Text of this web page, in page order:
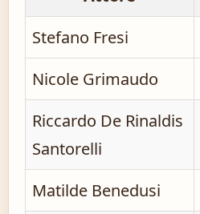
Stefano Fresi
Nicole Grimaudo
Riccardo De Rinaldis
Santorelli
Matilde Benedusi